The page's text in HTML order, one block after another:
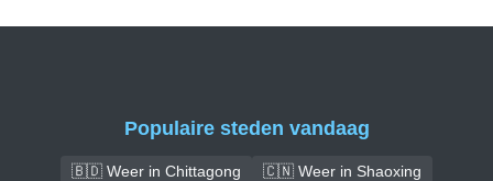
Populaire steden vandaag
🇧🇩 Weer in Chittagong
🇨🇳 Weer in Shaoxing